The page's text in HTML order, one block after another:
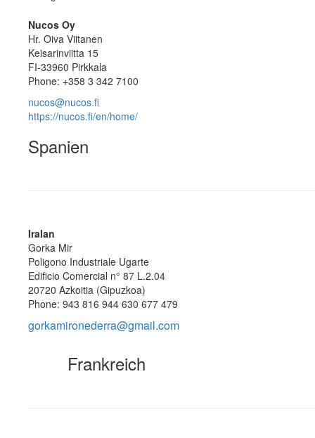
Nucos Oy
Hr. Oiva Viitanen
Keisarinviitta 15
FI-33960 Pirkkala
Phone: +358 3 342 7100
nucos@nucos.fi
https://nucos.fi/en/home/
Spanien
Iralan
Gorka Mir
Poligono Industriale Ugarte
Edificio Comercial n° 87 L.2.04
20720 Azkoitia (Gipuzkoa)
Phone: 943 816 944 630 677 479
gorkamironederra@gmail.com
Frankreich